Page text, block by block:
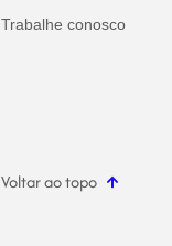
Trabalhe conosco
Voltar ao topo